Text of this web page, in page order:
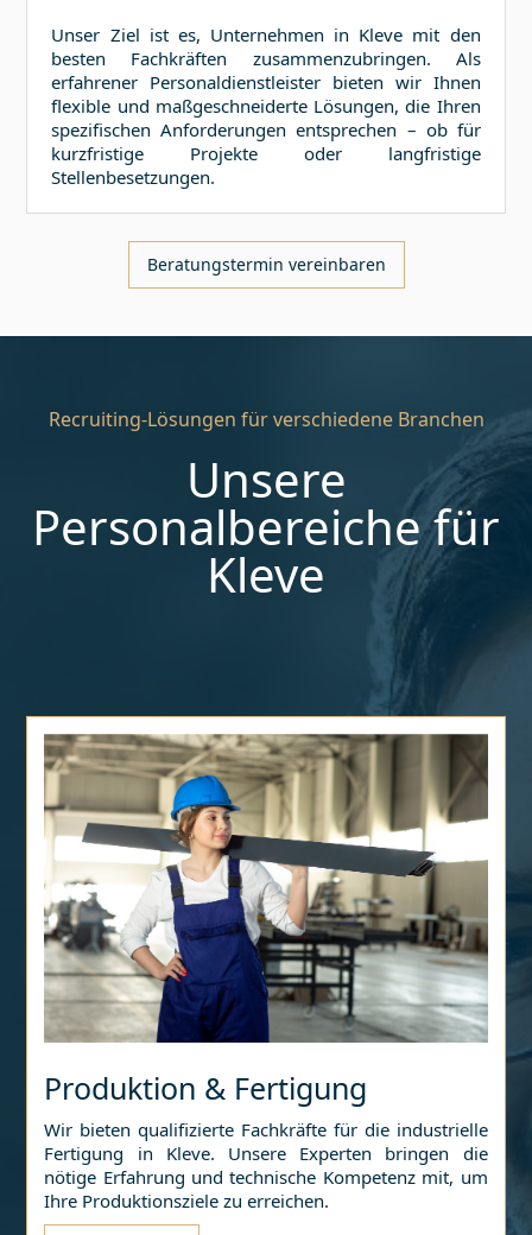
Unser Ziel ist es, Unternehmen in Kleve mit den
besten Fachkräften zusammenzubringen. Als
erfahrener Personaldienstleister bieten wir Ihnen
flexible und maßgeschneiderte Lösungen, die Ihren
spezifischen Anforderungen entsprechen – ob für
kurzfristige Projekte oder langfristige
Stellenbesetzungen.
Beratungstermin vereinbaren
Recruiting-Lösungen für verschiedene Branchen
Unsere
Personalbereiche für
Kleve
Produktion & Fertigung
Wir bieten qualifizierte Fachkräfte für die industrielle
Fertigung in Kleve. Unsere Experten bringen die
nötige Erfahrung und technische Kompetenz mit, um
Ihre Produktionsziele zu erreichen.